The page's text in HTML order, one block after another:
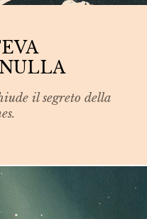
il segreto della